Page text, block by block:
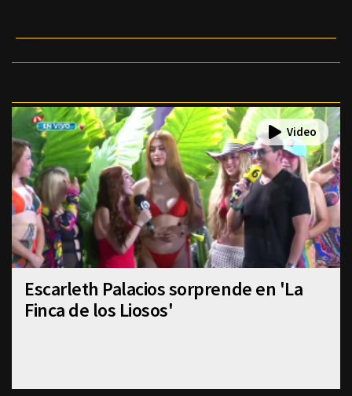
Escarleth Palacios sorprende en 'La
Finca de los Liosos'